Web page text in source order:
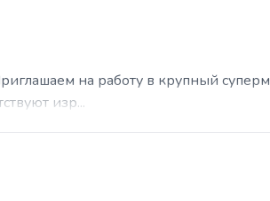
на работу в крупный
изр...